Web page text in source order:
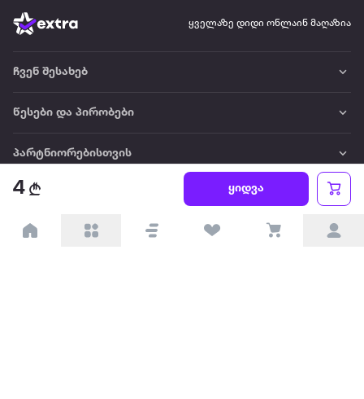
4 ყიდვა
ყველაზე დიდი ონლაინ მაღაზია
ჩვენ შესახებ
წესები და პირობები
პარტნიორებისთვის
ტრენდული
პოპულარული